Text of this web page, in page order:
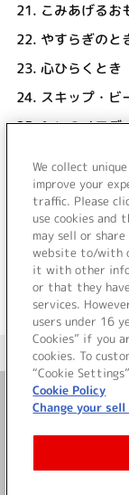
21. こみあげるお
22. やすらぎのと
23. 心ひらくとき
24. スキップ・ビ
25.シンのメロデ
27. Trailer
＜ BACK
＜
We collect
improve your
traffic. Please
use cookies and
may sell or
website to/with
it with other
or that they
services.
users under 16
Cookies” if you
cookies. To
“Cookie
Cookie Policy
Change your